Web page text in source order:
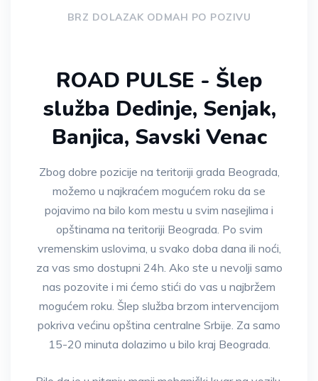
BRZ DOLAZAK ODMAH PO POZIVU
ROAD PULSE - Šlep
služba Dedinje, Senjak,
Banjica, Savski Venac
Zbog dobre pozicije na teritoriji grada Beograda,
možemo u najkraćem mogućem roku da se
pojavimo na bilo kom mestu u svim nasejlima i
opštinama na teritoriji Beograda. Po svim
vremenskim uslovima, u svako doba dana ili noći,
za vas smo dostupni 24h. Ako ste u nevolji samo
nas pozovite i mi ćemo stići do vas u najbržem
mogućem roku. Šlep služba brzom intervencijom
pokriva većinu opština centralne Srbije. Za samo
15-20 minuta dolazimo u bilo kraj Beograda.